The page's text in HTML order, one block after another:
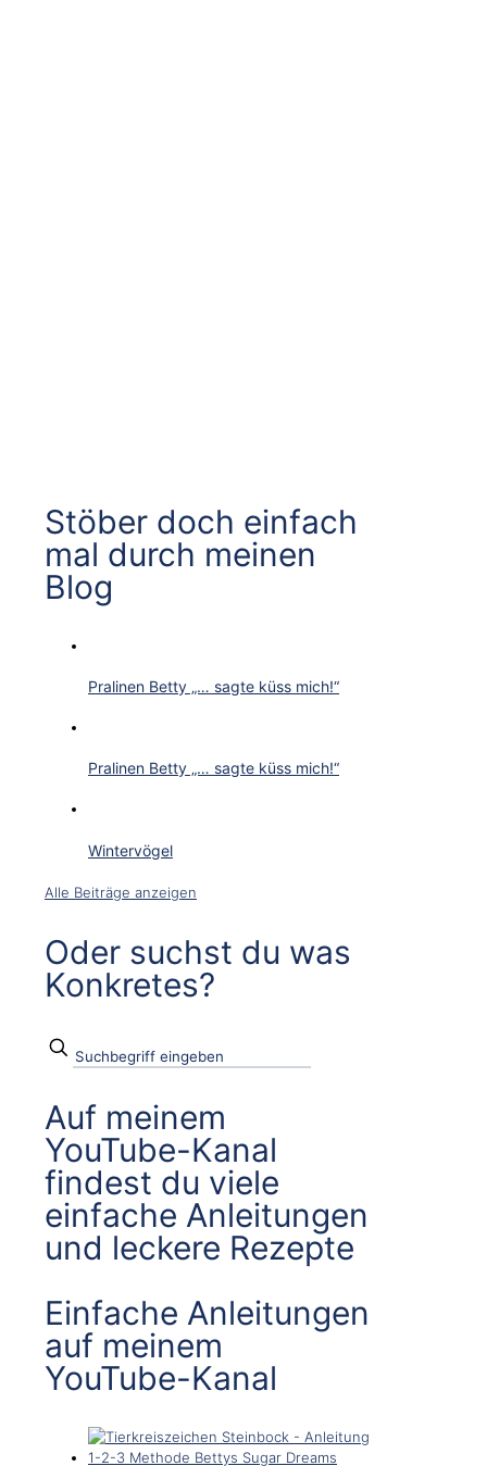
Stöber doch einfach
mal durch meinen
Blog
Pralinen Betty „… sagte küss mich!“
Pralinen Betty „… sagte küss mich!“
Wintervögel
Alle Beiträge anzeigen
Oder suchst du was
Konkretes?
Auf meinem
YouTube-Kanal
findest du viele
einfache Anleitungen
und leckere Rezepte
Einfache Anleitungen
auf meinem
YouTube-Kanal